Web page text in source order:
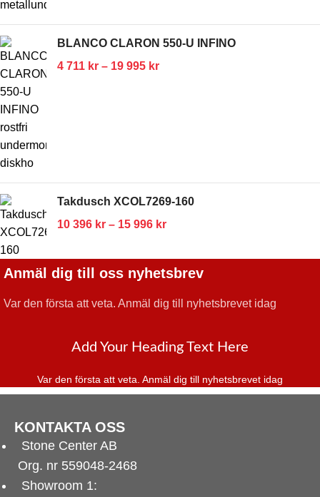
BLANCO CLARON 550-U INFINO
4 711 kr – 19 995 kr
Takdusch XCOL7269-160
10 396 kr – 15 996 kr
Anmäl dig till oss nyhetsbrev
Var den första att veta. Anmäl dig till nyhetsbrevet idag
Add Your Heading Text Here
Var den första att veta. Anmäl dig till nyhetsbrevet idag
KONTAKTA OSS
Stone Center AB
Org. nr 559048-2468
Showroom 1: